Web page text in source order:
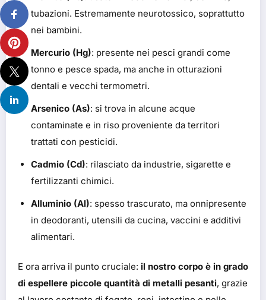
tubazioni. Estremamente neurotossico, soprattutto
nei bambini.
Mercurio (Hg): presente nei pesci grandi come
tonno e pesce spada, ma anche in otturazioni
dentali e vecchi termometri.
Arsenico (As): si trova in alcune acque
contaminate e in riso proveniente da territori
trattati con pesticidi.
Cadmio (Cd): rilasciato da industrie, sigarette e
fertilizzanti chimici.
Alluminio (Al): spesso trascurato, ma onnipresente
in deodoranti, utensili da cucina, vaccini e additivi
alimentari.
E ora arriva il punto cruciale: il nostro corpo è in grado
di espellere piccole quantità di metalli pesanti, grazie